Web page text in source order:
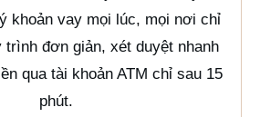
khoản vay mọi lúc, mọi nơi chỉ
đơn giản, xét duyệt nhanh
qua tài khoản ATM chỉ sau 15
phút.